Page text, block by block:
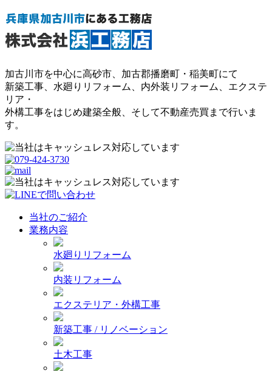
加古川市を中心に高砂市、加古郡播磨町・稲美町にて
新築工事、水廻りリフォーム、内外装リフォーム、エクステ
リア・
外構工事をはじめ建築全般、そして不動産売買まで行いま
す。
当社のご紹介
業務内容
水廻りリフォーム
内装リフォーム
エクステリア・外構工事
新築工事 / リノベーション
土木工事